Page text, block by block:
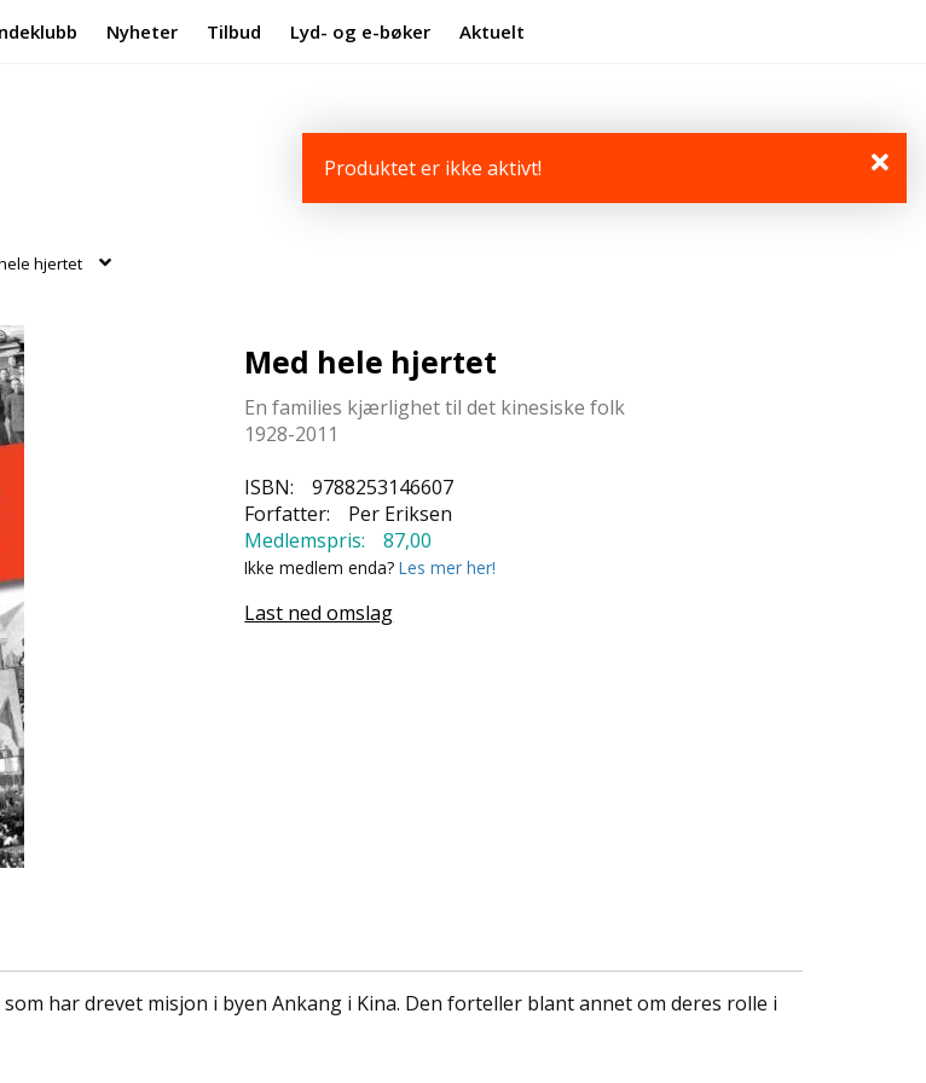
Nyheter Tilbud Lyd- og e-bøker Aktuelt
Produktet er ikke aktivt!
hjertet
Med hele hjertet
En families kjærlighet til det kinesiske folk
1928-2011
ISBN:
9788253146607
Forfatter:
Per Eriksen
Medlemspris:
87,00
Ikke medlem enda?Les mer her!
Last ned omslag
har drevet misjon i byen Ankang i Kina. Den forteller blant annet om deres rolle i